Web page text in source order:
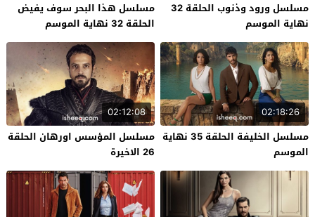
مسلسل ورود وذنوب الحلقة 32
نهاية الموسم
مسلسل هذا البحر سوف يفيض
الحلقة 32 نهاية الموسم
02:18:26
مسلسل الخليفة الحلقة 35 نهاية
الموسم
02:12:08
مسلسل المؤسس اورهان الحلقة
26 الاخيرة